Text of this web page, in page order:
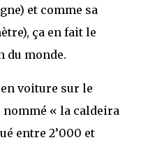
et comme sa
ça en fait le
du monde.
voiture sur le
nommé « la caldeira
entre 2’000 et